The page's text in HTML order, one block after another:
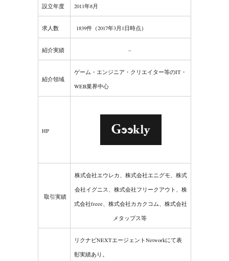
設立年度 2011年8月
求人数 1839件（2017年3月1日時点）
紹介実績 –
紹介領域
ゲーム・エンジニア・クリエイター等のIT・
WEB業界中心
HP
取引実績
株式会社エウレカ、株式会社エニグモ、株式
会社イグニス、株式会社フリークアウト、株
式会社freee、株式会社カカクコム、株式会社
メタップス等
リクナビNEXTエージェントNetworkにて表
彰実績あり。